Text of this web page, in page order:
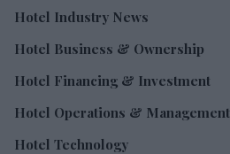
Hotel Industry News
Hotel Business & Ownership
Hotel Financing & Investment
Hotel Operations & Management
Hotel Technology